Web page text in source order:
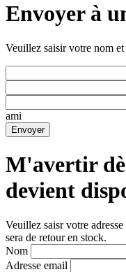
Envoyer à
Veuillez saisir votre nom
ami
M'avertir
devient
Veuillez saisr votre
sera de retour en stock.
Nom
Adresse email